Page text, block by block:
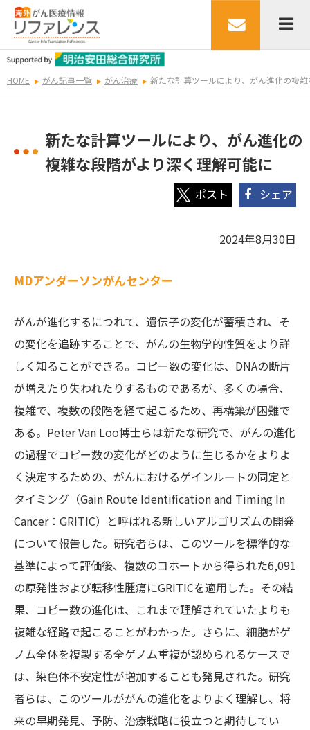
HOME がん記事一覧 がん治療 新たな計算ツールにより、がん進化の複
新たな計算ツールにより、がん進化の
複雑な段階がより深く理解可能に
シェア
2024年8月30日
MDアンダーソンがんセンター
がんが進化するにつれて、遺伝子の変化が蓄積され、そ
の変化を追跡することで、がんの生物学的性質をより詳
しく知ることができる。コピー数の変化は、DNAの断片
が増えたり失われたりするものであるが、多くの場合、
複雑で、複数の段階を経て起こるため、再構築が困難で
ある。Peter Van Loo博士らは新たな研究で、がんの進化
の過程でコピー数の変化がどのように生じるかをよりよ
く決定するための、がんにおけるゲインルートの同定と
タイミング（Gain Route Identification and Timing In
Cancer：GRITIC）と呼ばれる新しいアルゴリズムの開発
について報告した。研究者らは、このツールを標準的な
基準によって評価後、複数のコホートから得られた6,091
の原発性および転移性腫瘍にGRITICを適用した。その結
果、コピー数の進化は、これまで理解されていたよりも
複雑な経路で起こることがわかった。さらに、細胞がゲ
ノム全体を複製する全ゲノム重複が認められるケースで
は、染色体不安定性が増加することも発見された。研究
者らは、このツールががんの進化をよりよく理解し、将
来の早期発見、予防、治療戦略に役立つと期待してい